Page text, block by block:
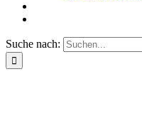
Suche nach: